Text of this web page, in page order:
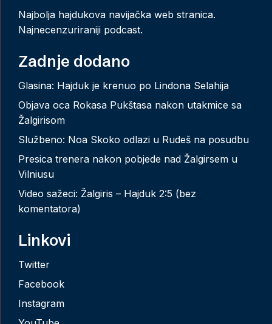
Najbolja hajdukova navijačka web stranica.
Najnecenzuriraniji podcast.
Zadnje dodano
Glasina: Hajduk je krenuo po Lindona Selahija
Objava oca Rokasa Pukštasa nakon utakmice sa
Žalgirisom
Službeno: Noa Skoko odlazi u Rudeš na posudbu
Presica trenera nakon pobjede nad Žalgirsem u
Vilniusu
Video sažeci: Žalgiris – Hajduk 2:5 (bez
komentatora)
Linkovi
Twitter
Facebook
Instagram